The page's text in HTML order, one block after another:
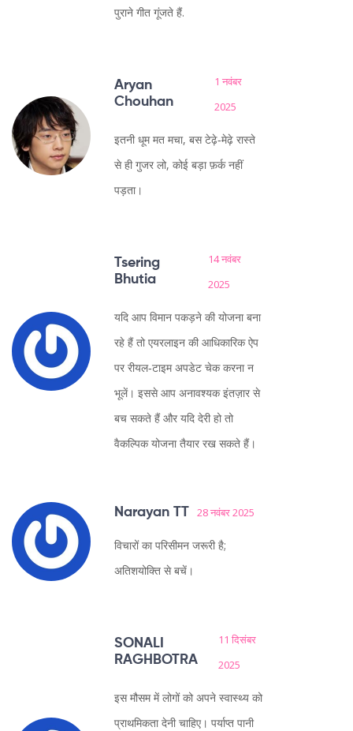
पुराने गीत गूंजते हैं.
Aryan
Chouhan
1 नवंबर
2025
इतनी धूम मत मचा, बस टेढ़े‑मेढ़े रास्ते
से ही गुजर लो, कोई बड़ा फ़र्क नहीं
पड़ता।
Tsering
Bhutia
14 नवंबर
2025
यदि आप विमान पकड़ने की योजना बना
रहे हैं तो एयरलाइन की आधिकारिक ऐप
पर रीयल‑टाइम अपडेट चेक करना न
भूलें। इससे आप अनावश्यक इंतज़ार से
बच सकते हैं और यदि देरी हो तो
वैकल्पिक योजना तैयार रख सकते हैं।
Narayan TT 28 नवंबर 2025
विचारों का परिसीमन जरूरी है;
अतिशयोक्ति से बचें।
SONALI
RAGHBOTRA
11 दिसंबर
2025
इस मौसम में लोगों को अपने स्वास्थ्य को
प्राथमिकता देनी चाहिए। पर्याप्त पानी